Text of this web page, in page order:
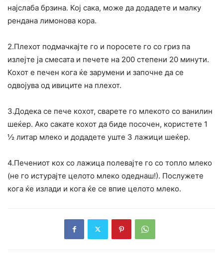
најслаба брзина. Кој сака, може да додадете и малку
рендана лимонова кора.
2.Плехот подмачкајте го и поросете го со гриз па
излејте ја смесата и печете на 200 степени 20 минути.
Кохот е печен кога ќе зарумени и започне да се
одвојува од ивиците на плехот.
3.Додека се пече кохот, сварете го млекото со ванилин
шеќер. Ако сакате кохот да биде посочен, користете 1
½ литар млеко и додадете уште 3 лажици шеќер.
4.Печениот кох со лажица полевајте го со топло млеко
(не го истурајте целото млеко одеднаш!). Послужете
кога ќе излади и кога ќе се впие целото млеко.